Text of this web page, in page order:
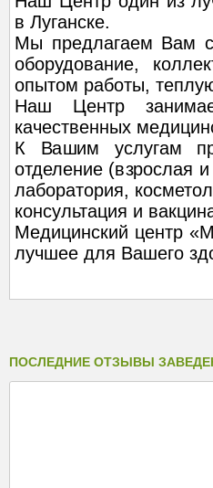
в Луганске.
Мы предлагаем Вам
оборудование,
опытом работы,
Наш Центр
качественных
К Вашим услугам
отделение (взрослая
лаборатория,
консультация и
Медицинский центр
лучшее для Вашего
ПОСЛЕДНИЕ ОТЗЫВЫ